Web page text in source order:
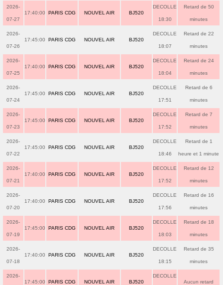
2026-
07-27
17:40:00 PARIS CDG NOUVEL AIR BJ520
DECOLLE
18:30
Retard de 50
minutes
2026-
07-26
17:45:00 PARIS CDG NOUVEL AIR BJ520
DECOLLE
18:07
Retard de 22
minutes
2026-
07-25
17:40:00 PARIS CDG NOUVEL AIR BJ520
DECOLLE
18:04
Retard de 24
minutes
2026-
07-24
17:45:00 PARIS CDG NOUVEL AIR BJ520
DECOLLE
17:51
Retard de 6
minutes
2026-
07-23
17:45:00 PARIS CDG NOUVEL AIR BJ520
DECOLLE
17:52
Retard de 7
minutes
2026-
07-22
17:45:00 PARIS CDG NOUVEL AIR BJ520
DECOLLE
18:46
Retard de 1
heure et 1 minute
2026-
07-21
17:40:00 PARIS CDG NOUVEL AIR BJ520
DECOLLE
17:52
Retard de 12
minutes
2026-
07-20
17:40:00 PARIS CDG NOUVEL AIR BJ520
DECOLLE
17:56
Retard de 16
minutes
2026-
07-19
17:45:00 PARIS CDG NOUVEL AIR BJ520
DECOLLE
18:03
Retard de 18
minutes
2026-
07-18
17:40:00 PARIS CDG NOUVEL AIR BJ520
DECOLLE
18:15
Retard de 35
minutes
2026-
17:45:00 PARIS CDG NOUVEL AIR BJ520
DECOLLE
Aucun retard